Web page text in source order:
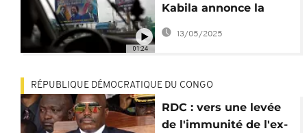
01:24
Kabila annonce la
reprise de ses
activités
13/05/2025
RÉPUBLIQUE DÉMOCRATIQUE DU CONGO
RDC : vers une levée
de l'immunité de l'ex-